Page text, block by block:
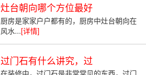
灶台朝向哪个方位最好
厨房是家家户户都有的，厨房中灶台朝向在
风水...[详情]
过门石有什么讲究，过